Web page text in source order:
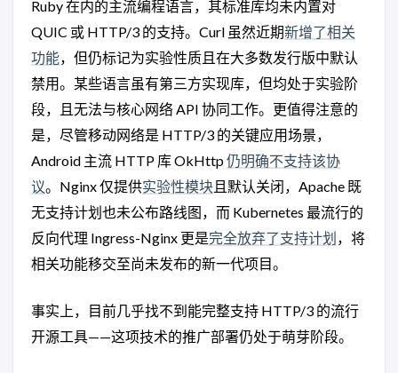
Ruby 在内的主流编程语言，其标准库均未内置对
QUIC 或 HTTP/3 的支持。Curl 虽然近期新增了相关
功能，但仍标记为实验性质且在大多数发行版中默认
禁用。某些语言虽有第三方实现库，但均处于实验阶
段，且无法与核心网络 API 协同工作。更值得注意的
是，尽管移动网络是 HTTP/3 的关键应用场景，
Android 主流 HTTP 库 OkHttp仍明确不支持该协
议。Nginx 仅提供实验性模块且默认关闭，Apache 既
无支持计划也未公布路线图，而 Kubernetes 最流行的
反向代理 Ingress-Nginx 更是完全放弃了支持计划，将
相关功能移交至尚未发布的新一代项目。
事实上，目前几乎找不到能完整支持 HTTP/3 的流行
开源工具——这项技术的推广部署仍处于萌芽阶段。